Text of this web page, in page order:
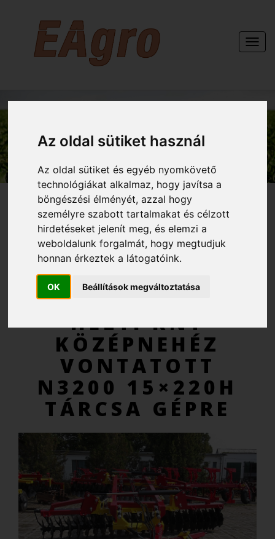
Az oldal sütiket használ
Az oldal sütiket és egyéb nyomkövető
technológiákat alkalmaz, hogy javítsa a
böngészési élményét, azzal hogy
személyre szabott tartalmakat és célzott
hirdetéseket jelenít meg, és elemzi a
weboldalunk forgalmát, hogy megtudjuk
honnan érkeztek a látogatóink.
OK Beállítások megváltoztatása
KAPCSOLAT
AJÁNLATKÉRÉS
HELTI KNT
KÖZÉPNEHÉZ
VONTATOTT
N3200 15×220H
TÁRCSA GÉPRE